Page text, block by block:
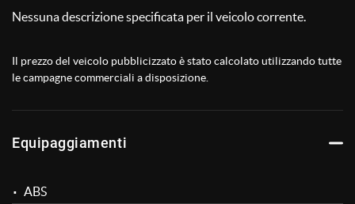
Nessuna descrizione specificata per il veicolo corrente.
Il prezzo del veicolo pubblicizzato è stato calcolato utilizzando tutte
le campagne commerciali a disposizione.
Equipaggiamenti
ABS
rivedere
modificare
le
tue
momento.